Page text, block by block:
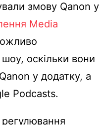
змову Qanon у
Media
оскільки вони
у додатку, а
Podcasts.